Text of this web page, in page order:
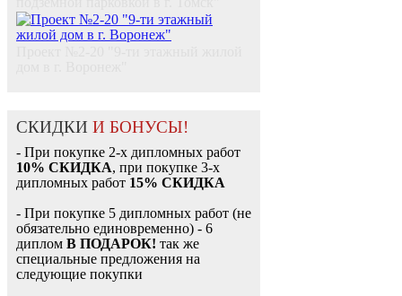
СКИДКИ И БОНУСЫ!
- При покупке 2-х дипломных работ
10% СКИДКА, при покупке 3-х
дипломных работ 15% СКИДКА
- При покупке 5 дипломных работ (не
обязательно единовременно) - 6
диплом В ПОДАРОК! так же
специальные предложения на
следующие покупки